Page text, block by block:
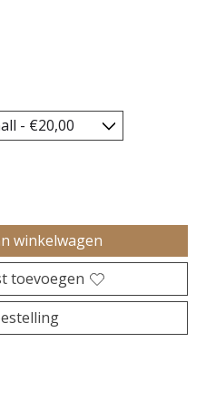
is
winkelwagen
toevoegen